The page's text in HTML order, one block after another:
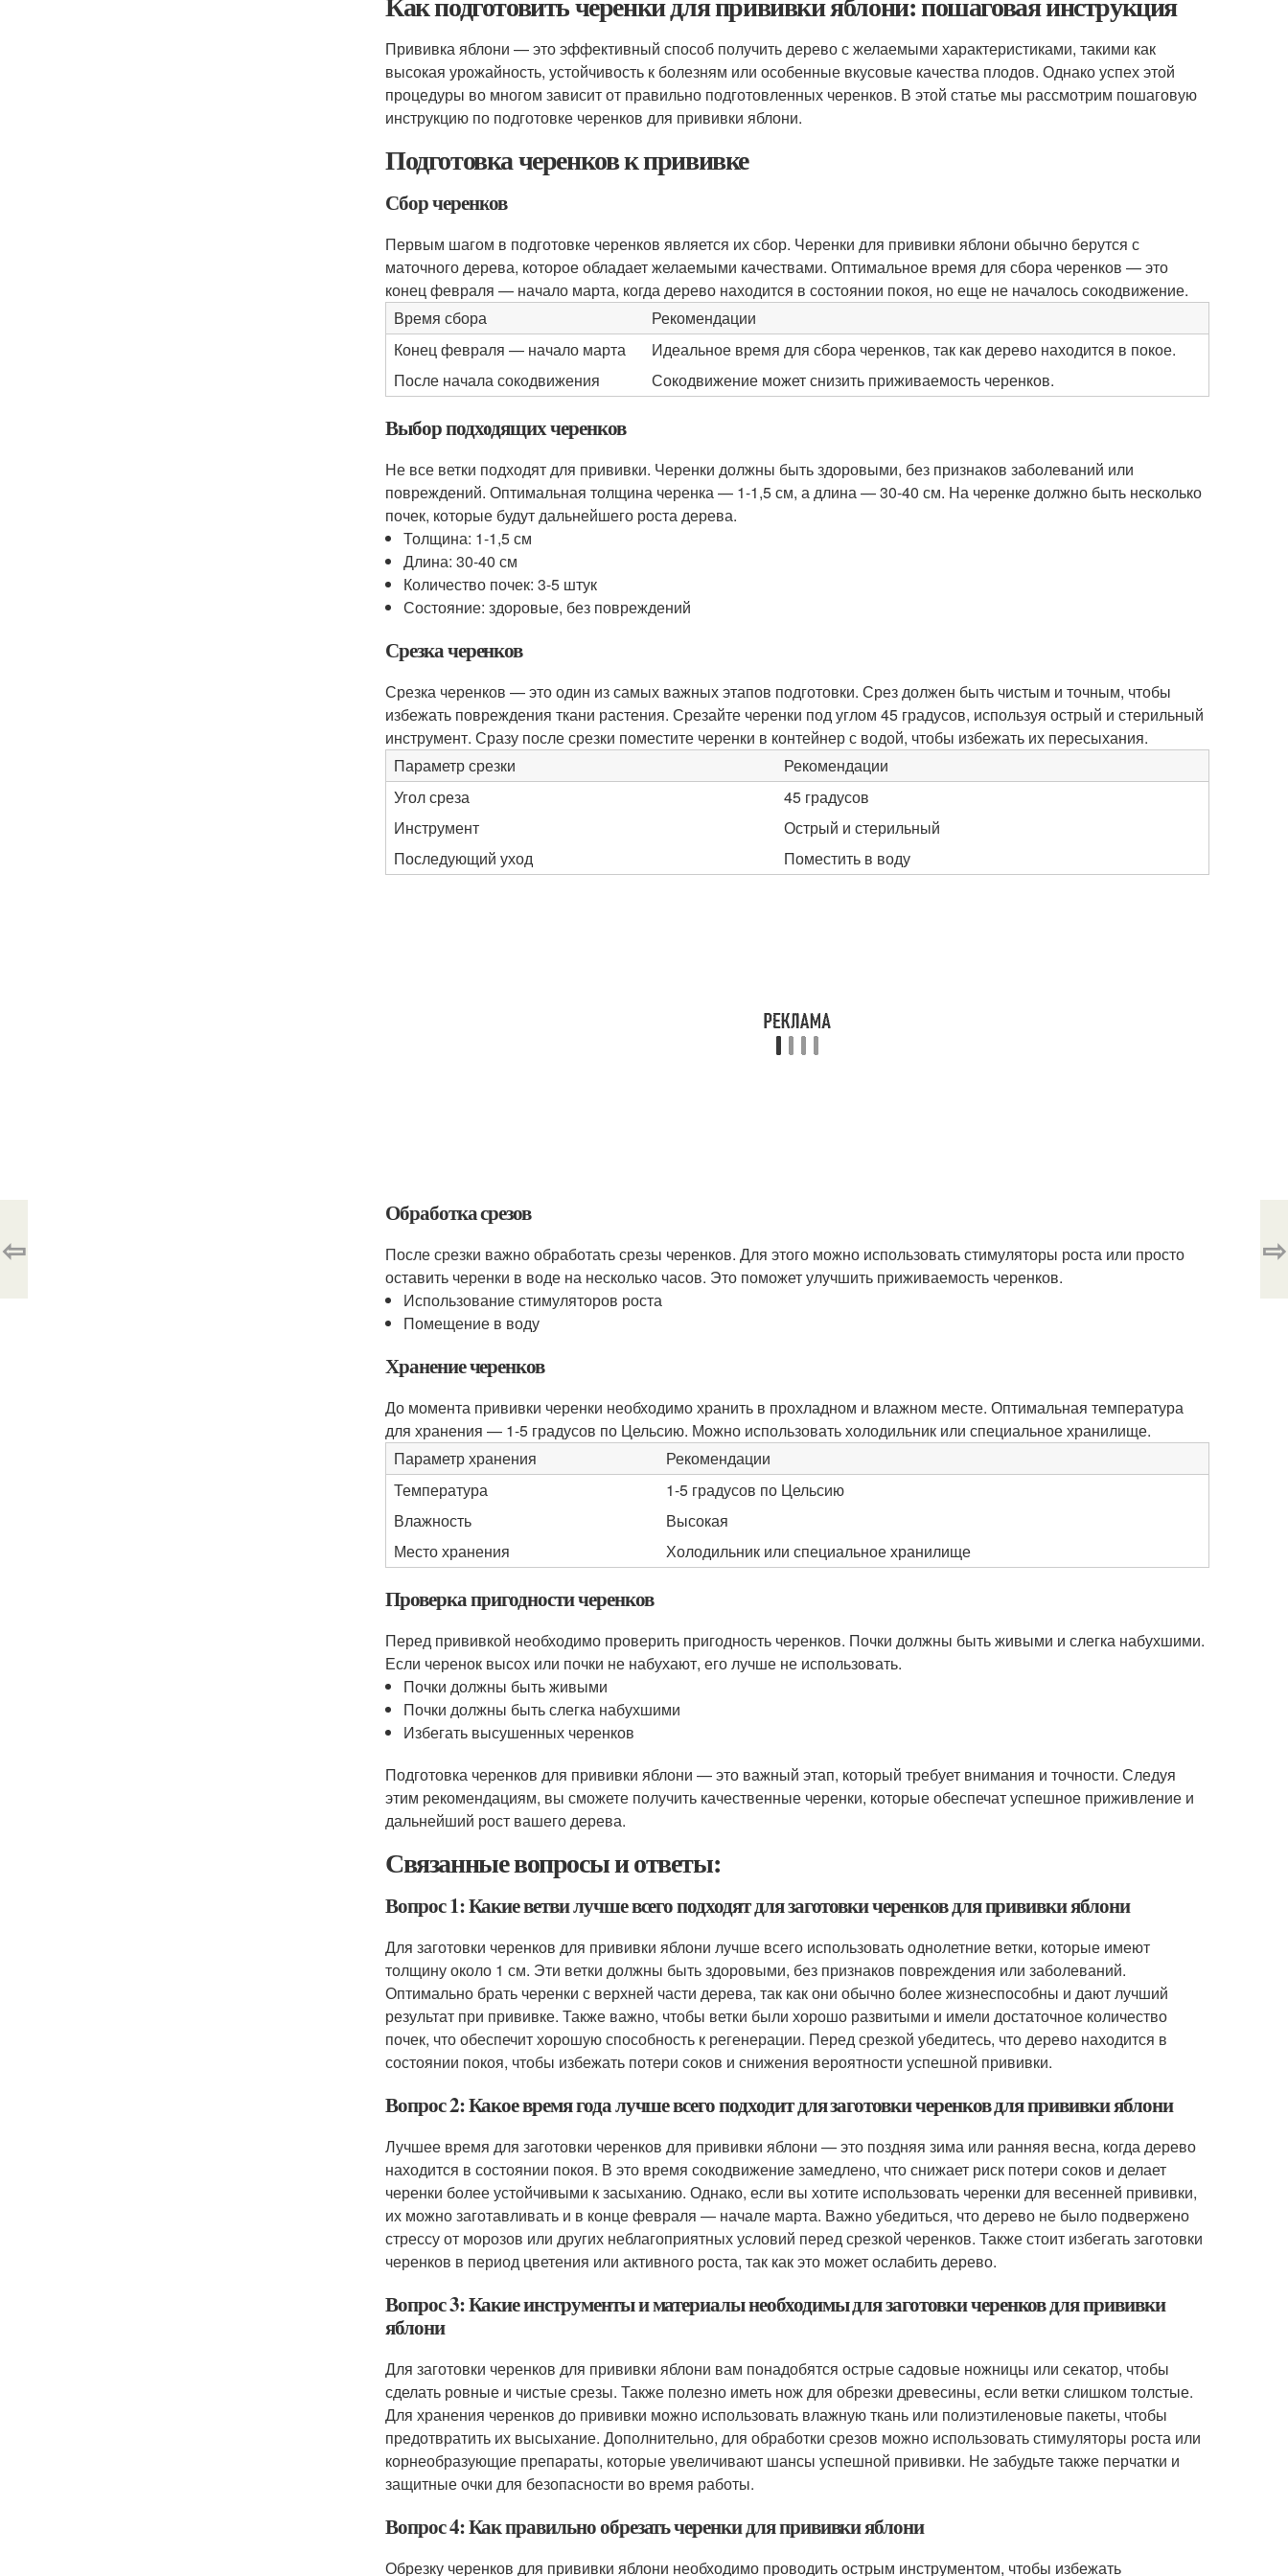
Прививка яблони — это эффективный способ получить дерево с желаемыми характеристиками, такими как
высокая урожайность, устойчивость к болезням или особенные вкусовые качества плодов. Однако успех этой
процедуры во многом зависит от правильно подготовленных черенков. В этой статье мы рассмотрим пошаговую
инструкцию по подготовке черенков для прививки яблони.
Подготовка черенков к прививке
Сбор черенков
Первым шагом в подготовке черенков является их сбор. Черенки для прививки яблони обычно берутся с
маточного дерева, которое обладает желаемыми качествами. Оптимальное время для сбора черенков — это
конец февраля — начало марта, когда дерево находится в состоянии покоя, но еще не началось сокодвижение.
Время сбора
Рекомендации
Конец февраля — начало марта
Идеальное время для сбора черенков, так как дерево находится в покое.
После начала сокодвижения
Сокодвижение может снизить приживаемость черенков.
Выбор подходящих черенков
Не все ветки подходят для прививки. Черенки должны быть здоровыми, без признаков заболеваний или
повреждений. Оптимальная толщина черенка — 1-1,5 см, а длина — 30-40 см. На черенке должно быть несколько
почек, которые будут дальнейшего роста дерева.
Толщина: 1-1,5 см
Длина: 30-40 см
Количество почек: 3-5 штук
Состояние: здоровые, без повреждений
Срезка черенков
Срезка черенков — это один из самых важных этапов подготовки. Срез должен быть чистым и точным, чтобы
избежать повреждения ткани растения. Срезайте черенки под углом 45 градусов, используя острый и стерильный
инструмент. Сразу после срезки поместите черенки в контейнер с водой, чтобы избежать их пересыхания.
Параметр срезки
Рекомендации
Угол среза
45 градусов
Инструмент
Острый и стерильный
Последующий уход
Поместить в воду
Обработка срезов
После срезки важно обработать срезы черенков. Для этого можно использовать стимуляторы роста или просто
оставить черенки в воде на несколько часов. Это поможет улучшить приживаемость черенков.
Использование стимуляторов роста
Помещение в воду
Хранение черенков
До момента прививки черенки необходимо хранить в прохладном и влажном месте. Оптимальная температура
для хранения — 1-5 градусов по Цельсию. Можно использовать холодильник или специальное хранилище.
Параметр хранения
Рекомендации
Температура
1-5 градусов по Цельсию
Влажность
Высокая
Место хранения
Холодильник или специальное хранилище
Проверка пригодности черенков
Перед прививкой необходимо проверить пригодность черенков. Почки должны быть живыми и слегка набухшими.
Если черенок высох или почки не набухают, его лучше не использовать.
Почки должны быть живыми
Почки должны быть слегка набухшими
Избегать высушенных черенков
Подготовка черенков для прививки яблони — это важный этап, который требует внимания и точности. Следуя
этим рекомендациям, вы сможете получить качественные черенки, которые обеспечат успешное приживление и
дальнейший рост вашего дерева.
Связанные вопросы и ответы:
Вопрос 1: Какие ветви лучше всего подходят для заготовки черенков для прививки яблони
Для заготовки черенков для прививки яблони лучше всего использовать однолетние ветки, которые имеют
толщину около 1 см. Эти ветки должны быть здоровыми, без признаков повреждения или заболеваний.
Оптимально брать черенки с верхней части дерева, так как они обычно более жизнеспособны и дают лучший
результат при прививке. Также важно, чтобы ветки были хорошо развитыми и имели достаточное количество
почек, что обеспечит хорошую способность к регенерации. Перед срезкой убедитесь, что дерево находится в
состоянии покоя, чтобы избежать потери соков и снижения вероятности успешной прививки.
Вопрос 2: Какое время года лучше всего подходит для заготовки черенков для прививки яблони
Лучшее время для заготовки черенков для прививки яблони — это поздняя зима или ранняя весна, когда дерево
находится в состоянии покоя. В это время сокодвижение замедлено, что снижает риск потери соков и делает
черенки более устойчивыми к засыханию. Однако, если вы хотите использовать черенки для весенней прививки,
их можно заготавливать и в конце февраля — начале марта. Важно убедиться, что дерево не было подвержено
стрессу от морозов или других неблагоприятных условий перед срезкой черенков. Также стоит избегать заготовки
черенков в период цветения или активного роста, так как это может ослабить дерево.
Вопрос 3: Какие инструменты и материалы необходимы для заготовки черенков для прививки
яблони
Для заготовки черенков для прививки яблони вам понадобятся острые садовые ножницы или секатор, чтобы
сделать ровные и чистые срезы. Также полезно иметь нож для обрезки древесины, если ветки слишком толстые.
Для хранения черенков до прививки можно использовать влажную ткань или полиэтиленовые пакеты, чтобы
предотвратить их высыхание. Дополнительно, для обработки срезов можно использовать стимуляторы роста или
корнеобразующие препараты, которые увеличивают шансы успешной прививки. Не забудьте также перчатки и
защитные очки для безопасности во время работы.
Вопрос 4: Как правильно обрезать черенки для прививки яблони
Обрезку черенков для прививки яблони необходимо проводить острым инструментом, чтобы избежать
⇦ ⇨